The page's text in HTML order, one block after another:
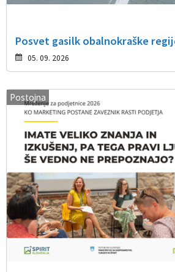
Posvet gasilk obalnokraške
05. 09. 2026
Postojna